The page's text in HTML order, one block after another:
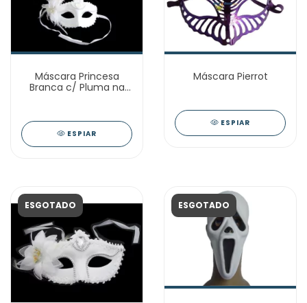
Máscara Princesa
Branca c/ Pluma na
ESPIAR
Máscara Pierrot
ESPIAR
ESGOTADO ESGOTADO